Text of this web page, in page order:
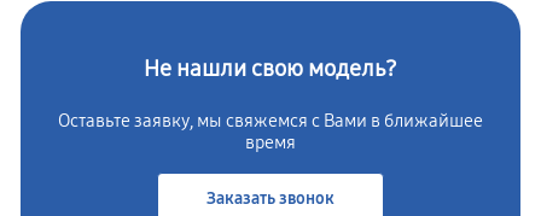
Не нашли свою модель?
Оставьте заявку, мы свяжемся с Вами в ближайшее
время
Заказать звонок